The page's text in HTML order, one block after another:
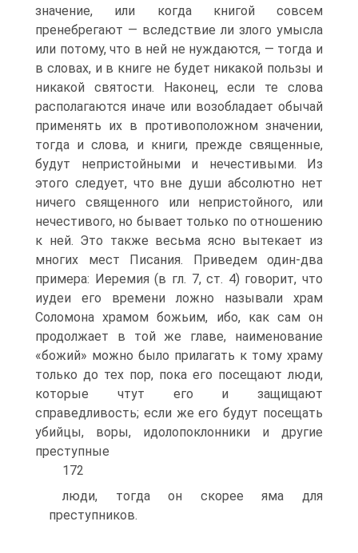
значение, или когда книгой совсем
пренебрегают — вследствие ли злого умысла
или потому, что в ней не нуждаются, — тогда и
в словах, и в книге не будет никакой пользы и
никакой святости. Наконец, если те слова
располагаются иначе или возобладает обычай
применять их в противоположном значении,
тогда и слова, и книги, прежде священные,
будут непристойными и нечестивыми. Из
этого следует, что вне души абсолютно нет
ничего священного или непристойного, или
нечестивого, но бывает только по отношению
к ней. Это также весьма ясно вытекает из
многих мест Писания. Приведем один-два
примера: Иеремия (в гл. 7, ст. 4) говорит, что
иудеи его времени ложно называли храм
Соломона храмом божьим, ибо, как сам он
продолжает в той же главе, наименование
«божий» можно было прилагать к тому храму
только до тех пор, пока его посещают люди,
которые чтут его и защищают
справедливость; если же его будут посещать
убийцы, воры, идолопоклонники и другие
преступные
172
люди, тогда он скорее яма для
преступников.